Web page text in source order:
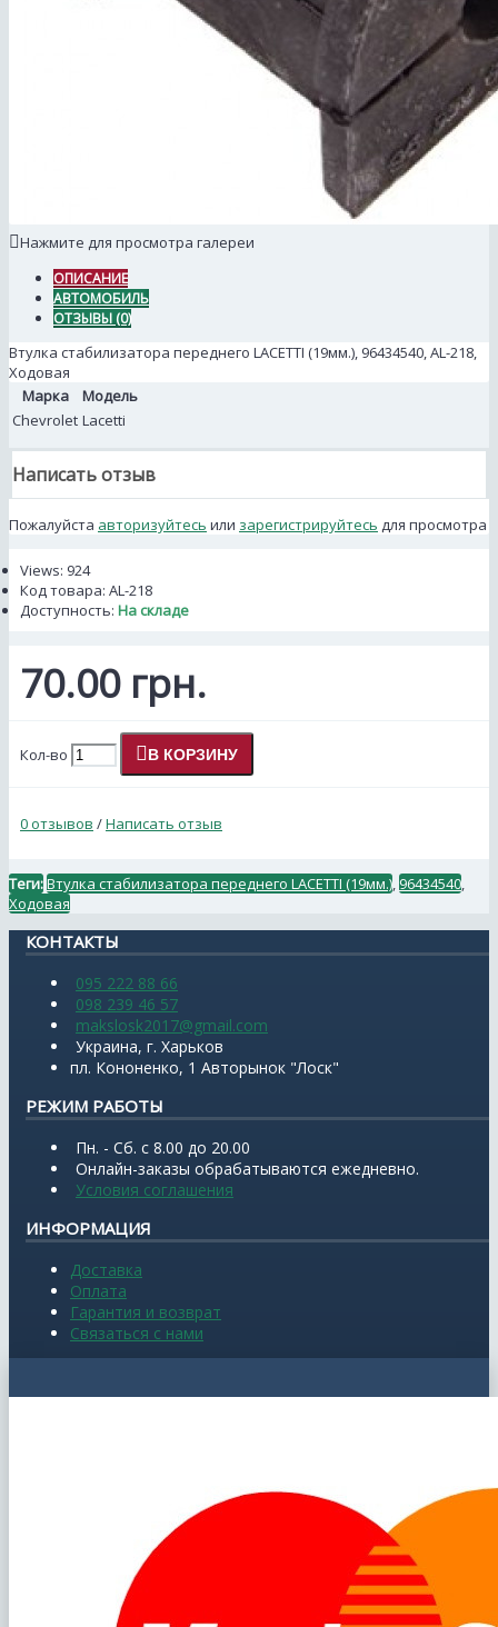
Нажмите для просмотра галереи
ОПИСАНИЕ
АВТОМОБИЛЬ
ОТЗЫВЫ (0)
Втулка стабилизатора переднего LACETTI (19мм.), 96434540, AL-218,
Ходовая
Марка
Модель
Chevrolet Lacetti
Написать отзыв
Пожалуйста авторизуйтесь или зарегистрируйтесь для просмотра
Views: 924
Код товара: AL-218
Доступность: На складе
70.00 грн.
Кол-во В КОРЗИНУ
0 отзывов /Написать отзыв
Теги:Втулка стабилизатора переднего LACETTI (19мм.) 96434540
Ходовая
КОНТАКТЫ
095 222 88 66
098 239 46 57
makslosk2017@gmail.com
Украина, г. Харьков
пл. Кононенко, 1 Авторынок "Лоск"
РЕЖИМ РАБОТЫ
Пн. - Сб. с 8.00 до 20.00
Онлайн-заказы обрабатываются ежедневно.
Условия соглашения
ИНФОРМАЦИЯ
Доставка
Оплата
Гарантия и возврат
Связаться с нами